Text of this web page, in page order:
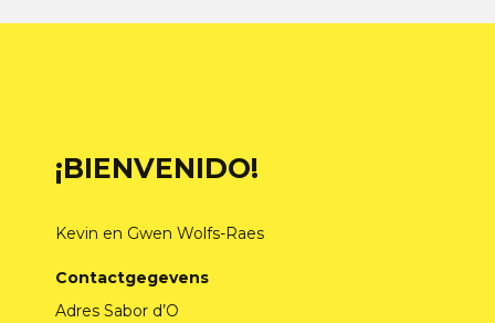
¡BIENVENIDO!
Kevin en Gwen Wolfs-Raes
Contactgegevens
Adres Sabor d’O